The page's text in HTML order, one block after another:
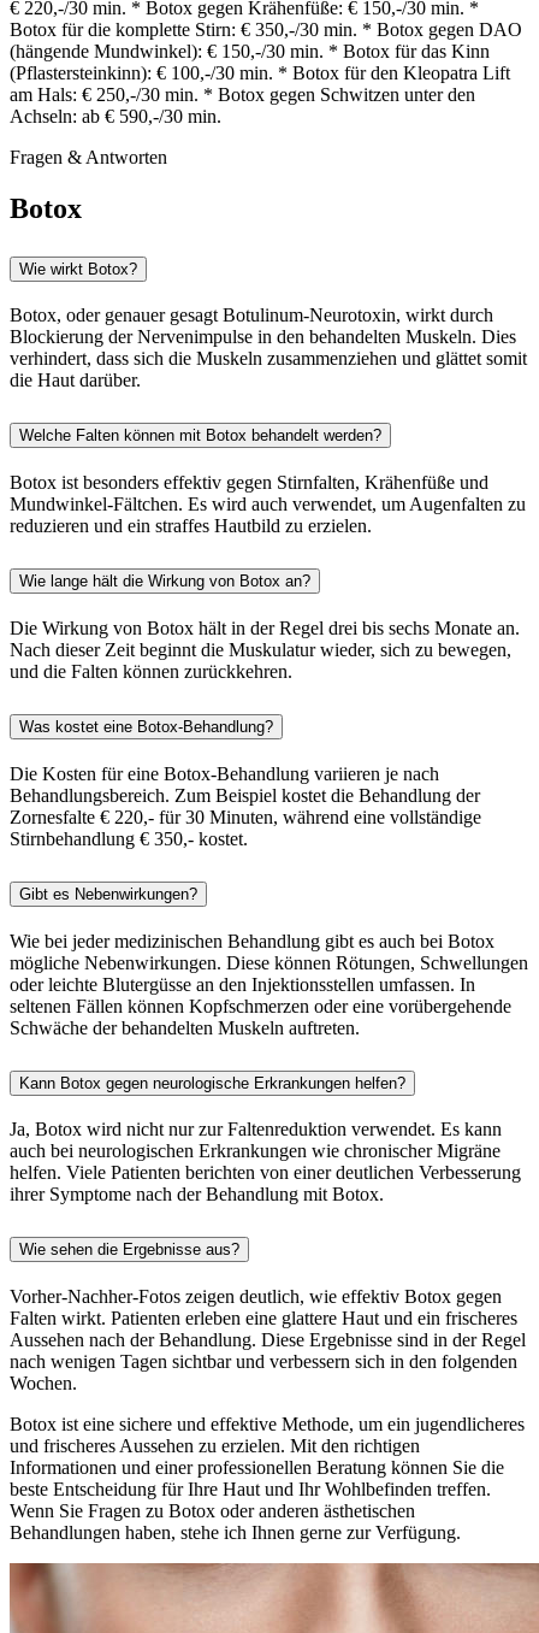
€ 220,-/30 min. * Botox gegen Krähenfüße: € 150,-/30 min. *
Botox für die komplette Stirn: € 350,-/30 min. * Botox gegen DAO
(hängende Mundwinkel): € 150,-/30 min. * Botox für das Kinn
(Pflastersteinkinn): € 100,-/30 min. * Botox für den Kleopatra Lift
am Hals: € 250,-/30 min. * Botox gegen Schwitzen unter den
Achseln: ab € 590,-/30 min.
Fragen & Antworten
Botox
Wie wirkt Botox?
Botox, oder genauer gesagt Botulinum-Neurotoxin, wirkt durch
Blockierung der Nervenimpulse in den behandelten Muskeln. Dies
verhindert, dass sich die Muskeln zusammenziehen und glättet somit
die Haut darüber.
Welche Falten können mit Botox behandelt werden?
Botox ist besonders effektiv gegen Stirnfalten, Krähenfüße und
Mundwinkel-Fältchen. Es wird auch verwendet, um Augenfalten zu
reduzieren und ein straffes Hautbild zu erzielen.
Wie lange hält die Wirkung von Botox an?
Die Wirkung von Botox hält in der Regel drei bis sechs Monate an.
Nach dieser Zeit beginnt die Muskulatur wieder, sich zu bewegen,
und die Falten können zurückkehren.
Was kostet eine Botox-Behandlung?
Die Kosten für eine Botox-Behandlung variieren je nach
Behandlungsbereich. Zum Beispiel kostet die Behandlung der
Zornesfalte € 220,- für 30 Minuten, während eine vollständige
Stirnbehandlung € 350,- kostet.
Gibt es Nebenwirkungen?
Wie bei jeder medizinischen Behandlung gibt es auch bei Botox
mögliche Nebenwirkungen. Diese können Rötungen, Schwellungen
oder leichte Blutergüsse an den Injektionsstellen umfassen. In
seltenen Fällen können Kopfschmerzen oder eine vorübergehende
Schwäche der behandelten Muskeln auftreten.
Kann Botox gegen neurologische Erkrankungen helfen?
Ja, Botox wird nicht nur zur Faltenreduktion verwendet. Es kann
auch bei neurologischen Erkrankungen wie chronischer Migräne
helfen. Viele Patienten berichten von einer deutlichen Verbesserung
ihrer Symptome nach der Behandlung mit Botox.
Wie sehen die Ergebnisse aus?
Vorher-Nachher-Fotos zeigen deutlich, wie effektiv Botox gegen
Falten wirkt. Patienten erleben eine glattere Haut und ein frischeres
Aussehen nach der Behandlung. Diese Ergebnisse sind in der Regel
nach wenigen Tagen sichtbar und verbessern sich in den folgenden
Wochen.
Botox ist eine sichere und effektive Methode, um ein jugendlicheres
und frischeres Aussehen zu erzielen. Mit den richtigen
Informationen und einer professionellen Beratung können Sie die
beste Entscheidung für Ihre Haut und Ihr Wohlbefinden treffen.
Wenn Sie Fragen zu Botox oder anderen ästhetischen
Behandlungen haben, stehe ich Ihnen gerne zur Verfügung.